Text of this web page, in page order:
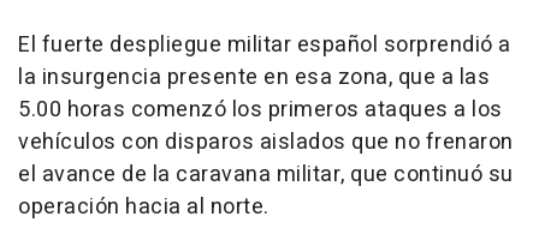
El fuerte despliegue militar español sorprendió a
la insurgencia presente en esa zona, que a las
5.00 horas comenzó los primeros ataques a los
vehículos con disparos aislados que no frenaron
el avance de la caravana militar, que continuó su
operación hacia al norte.